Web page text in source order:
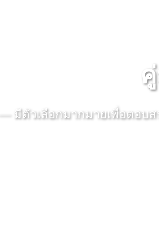
— มีตัวเลือกมากมายเพื่อตอบ